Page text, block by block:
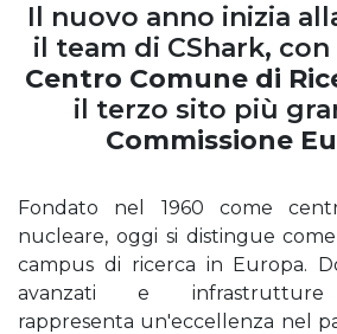
Il nuovo anno inizia
il team di CShark, con
Centro Comune di
il terzo sito più
Commissione
Fondato nel 1960 come
nucleare, oggi si distingue
campus di ricerca in Europa.
avanzati e infrastrutture
rappresenta un'eccellenza nel